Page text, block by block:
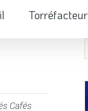
Torréfacteur
Cafés